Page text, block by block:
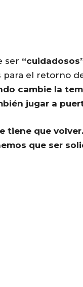
ser
el retorno
cambie la
jugar a
tiene que
que ser